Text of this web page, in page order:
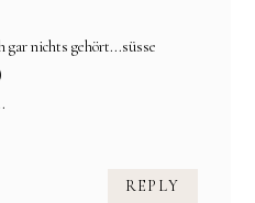
gar nichts gehört...süsse
REPLY